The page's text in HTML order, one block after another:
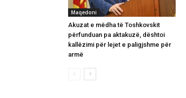
Maqedoni
Akuzat e mëdha të Toshkovskit
përfunduan pa aktakuzë, dështoi
kallëzimi për lejet e paligjshme për
armë